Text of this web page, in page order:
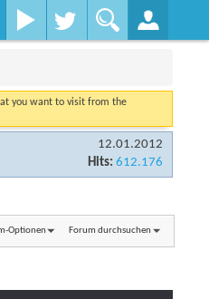
you want to visit from the
12.01.2012
Hits: 612.176
Optionen Forum durchsuchen